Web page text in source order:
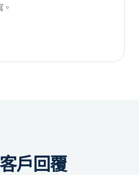
戶回覆